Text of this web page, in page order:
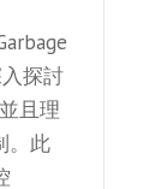
探討
且理
。此